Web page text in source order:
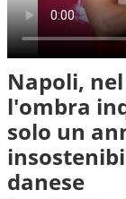
Napoli,
l'ombra
solo un
danese